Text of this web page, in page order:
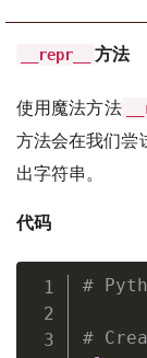
__repr__ 方法
使用魔法方法
方法会在我们尝
出字符串。
代码
#
#